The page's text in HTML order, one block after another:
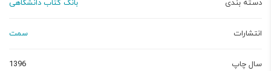
دسته بندی بانک کتاب دانشگاهی
انتشارات سمت
سال چاپ 1396